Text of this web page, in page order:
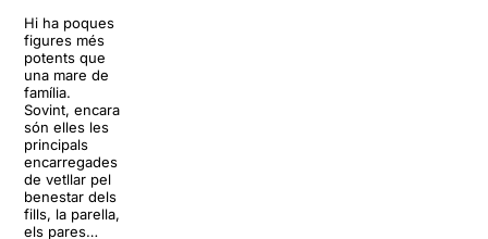
Hi ha poques
figures més
potents que
una mare de
família.
Sovint, encara
són elles les
principals
encarregades
de vetllar pel
benestar dels
fills, la parella,
els pares…